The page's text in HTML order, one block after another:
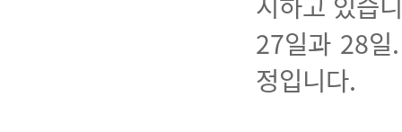
27일과 28일
정입니다.